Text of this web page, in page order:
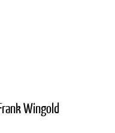
Wingold